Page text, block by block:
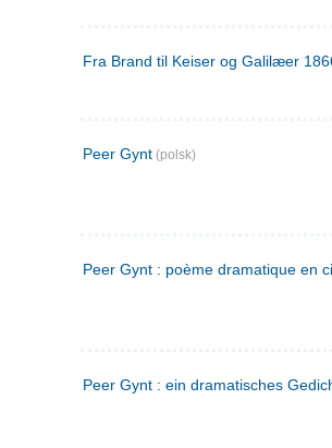
Fra Brand til Keiser og Galilæer
Peer Gynt (polsk)
Peer Gynt : poème dramatique en
Peer Gynt : ein dramatisches